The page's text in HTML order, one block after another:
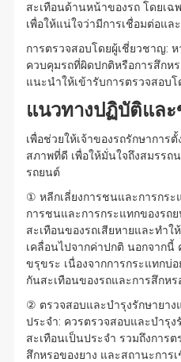
สะเทือนด้านหน้าของรถ โดยเ
เพื่อให้แน่ใจว่ามีการเชื่อมต่อแล
การตรวจสอบโดยผู้เชี่ยวชาญ:
ควบคุมรถที่ผิดปกติหรือการสึกห
แนะนำให้เข้ารับการตรวจสอบ
แนวทางปฏิบัติและ
เพื่อช่วยให้เจ้าของรถรักษาการ
สภาพที่ดี เพื่อให้มั่นใจถึงสมรรถ
รถยนต์
① หลีกเลี่ยงการชนและการกร
การชนและการกระแทกของรถ
สะเทือนของรถเสียหายและทำ
เคลื่อนไปจากค่าปกติ นอกจาก
ขรุขระ เนื่องจากการกระแทกบ่
กันสะเทือนของรถและการสึกห
② ตรวจสอบและบำรุงรักษายาง
ประจำ: ควรตรวจสอบและบำรุ
สะเทือนเป็นประจำ รวมถึงการ
สึกหรอของยาง และสถานะการ